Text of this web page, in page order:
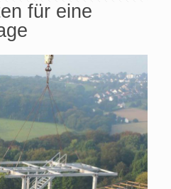
für eine